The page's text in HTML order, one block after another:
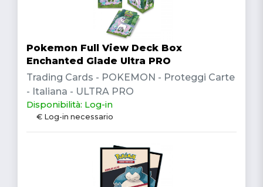
Pokemon Full View Deck Box
Enchanted Glade Ultra PRO
Trading Cards - POKEMON - Proteggi Carte
- Italiana - ULTRA PRO
Disponibilità: Log-in
€ Log-in necessario